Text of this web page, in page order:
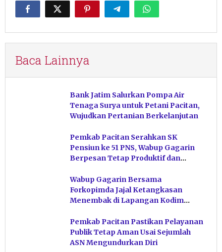
Baca Lainnya
Bank Jatim Salurkan Pompa Air
Tenaga Surya untuk Petani Pacitan,
Wujudkan Pertanian Berkelanjutan
Pemkab Pacitan Serahkan SK
Pensiun ke 51 PNS, Wabup Gagarin
Berpesan Tetap Produktif dan
Wabup Gagarin Bersama
Forkopimda Jajal Ketangkasan
Menembak di Lapangan Kodim
Pemkab Pacitan Pastikan Pelayanan
Publik Tetap Aman Usai Sejumlah
ASN Mengundurkan Diri